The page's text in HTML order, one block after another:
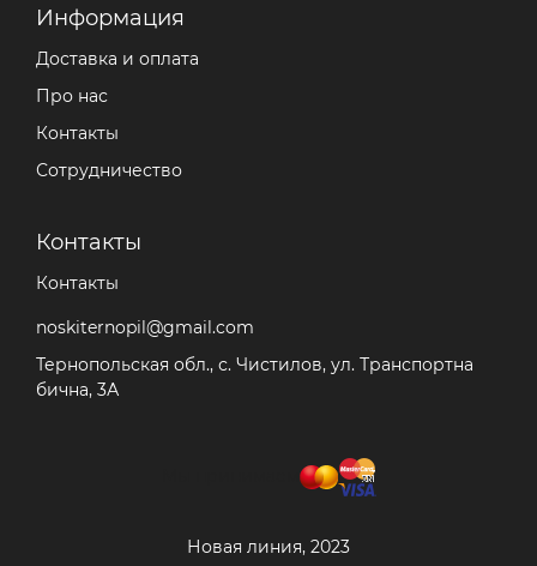
Информация
Доставка и оплата
Про нас
Контакты
Сотрудничество
Контакты
Контакты
noskiternopil@gmail.com
Тернопольская обл., с. Чистилов, ул. Транспортна
бична, 3А
Новая линия, 2023